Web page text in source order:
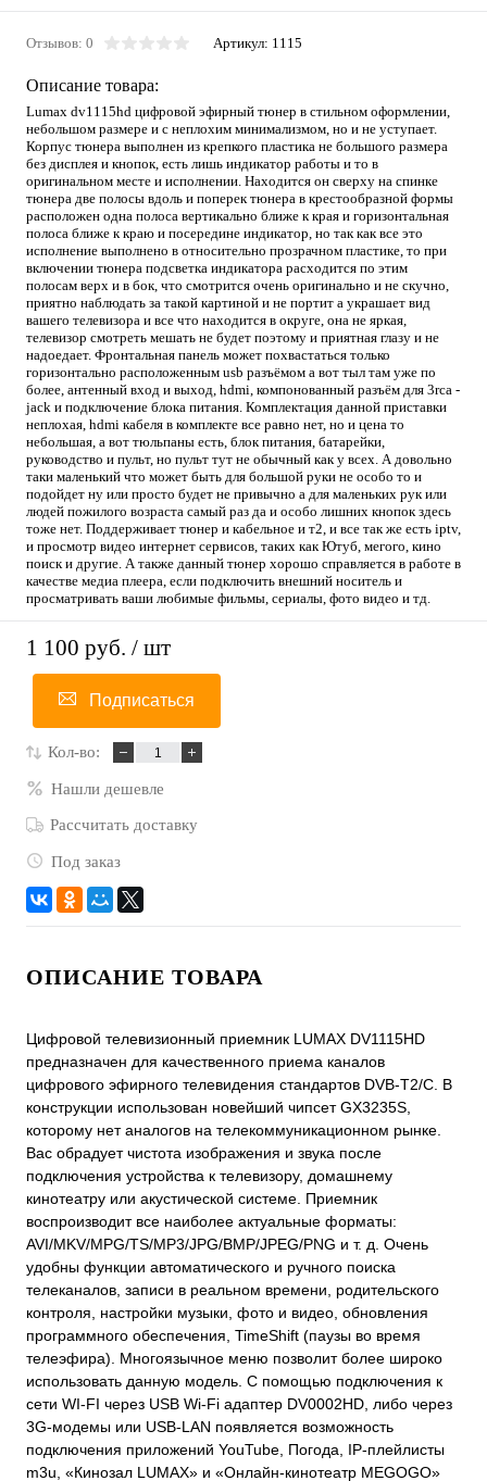
Отзывов: 0 Артикул: 1115
Описание товара:
Lumax dv1115hd цифровой эфирный тюнер в стильном оформлении,
небольшом размере и с неплохим минимализмом, но и не уступает.
Корпус тюнера выполнен из крепкого пластика не большого размера
без дисплея и кнопок, есть лишь индикатор работы и то в
оригинальном месте и исполнении. Находится он сверху на спинке
тюнера две полосы вдоль и поперек тюнера в крестообразной формы
расположен одна полоса вертикально ближе к края и горизонтальная
полоса ближе к краю и посередине индикатор, но так как все это
исполнение выполнено в относительно прозрачном пластике, то при
включении тюнера подсветка индикатора расходится по этим
полосам верх и в бок, что смотрится очень оригинально и не скучно,
приятно наблюдать за такой картиной и не портит а украшает вид
вашего телевизора и все что находится в округе, она не яркая,
телевизор смотреть мешать не будет поэтому и приятная глазу и не
надоедает. Фронтальная панель может похвастаться только
горизонтально расположенным usb разъёмом а вот тыл там уже по
более, антенный вход и выход, hdmi, компонованный разъём для 3rca -
jack и подключение блока питания. Комплектация данной приставки
неплохая, hdmi кабеля в комплекте все равно нет, но и цена то
небольшая, а вот тюльпаны есть, блок питания, батарейки,
руководство и пульт, но пульт тут не обычный как у всех. А довольно
таки маленький что может быть для большой руки не особо то и
подойдет ну или просто будет не привычно а для маленьких рук или
людей пожилого возраста самый раз да и особо лишних кнопок здесь
тоже нет. Поддерживает тюнер и кабельное и т2, и все так же есть iptv,
и просмотр видео интернет сервисов, таких как Ютуб, мегого, кино
поиск и другие. А также данный тюнер хорошо справляется в работе в
качестве медиа плеера, если подключить внешний носитель и
просматривать ваши любимые фильмы, сериалы, фото видео и тд.
1 100 руб. / шт
Подписаться
Кол-во:
Нашли дешевле
Рассчитать доставку
Под заказ
ОПИСАНИЕ ТОВАРА
Цифровой телевизионный приемник LUMAX DV1115HD
предназначен для качественного приема каналов
цифрового эфирного телевидения стандартов DVB-T2/С. В
конструкции использован новейший чипсет GX3235S,
которому нет аналогов на телекоммуникационном рынке.
Вас обрадует чистота изображения и звука после
подключения устройства к телевизору, домашнему
кинотеатру или акустической системе. Приемник
воспроизводит все наиболее актуальные форматы:
AVI/MKV/MPG/TS/MP3/JPG/BMP/JPEG/PNG и т. д. Очень
удобны функции автоматического и ручного поиска
телеканалов, записи в реальном времени, родительского
контроля, настройки музыки, фото и видео, обновления
программного обеспечения, TimeShift (паузы во время
телеэфира). Многоязычное меню позволит более широко
использовать данную модель. С помощью подключения к
сети WI-FI через USB Wi-Fi адаптер DV0002HD, либо через
3G-модемы или USB-LAN появляется возможность
подключения приложений YouTube, Погода, IP-плейлисты
m3u, «Кинозал LUMAX» и «Онлайн-кинотеатр MEGOGO»